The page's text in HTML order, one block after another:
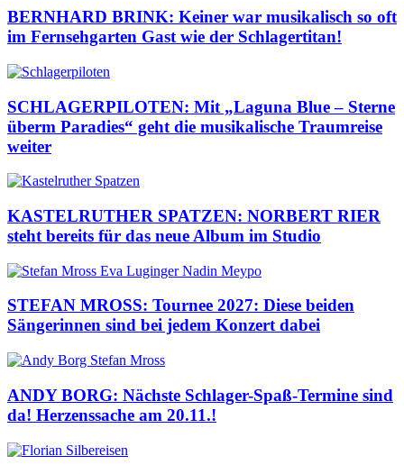
BERNHARD BRINK: Keiner war musikalisch so oft
im Fernsehgarten Gast wie der Schlagertitan!
SCHLAGERPILOTEN: Mit „Laguna Blue – Sterne
überm Paradies“ geht die musikalische Traumreise
weiter
KASTELRUTHER SPATZEN: NORBERT RIER
steht bereits für das neue Album im Studio
STEFAN MROSS: Tournee 2027: Diese beiden
Sängerinnen sind bei jedem Konzert dabei
ANDY BORG: Nächste Schlager-Spaß-Termine sind
da! Herzenssache am 20.11.!